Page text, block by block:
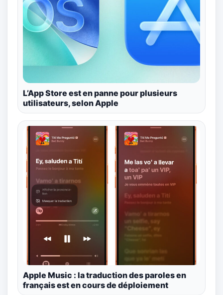
L’App Store est en panne pour plusieurs
utilisateurs, selon Apple
Apple Music : la traduction des paroles en
français est en cours de déploiement